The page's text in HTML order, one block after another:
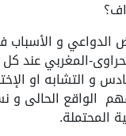
الدواعي و الأسباب
المغربي عند
و التشابه او
الواقع الحالى و
المحتملة.